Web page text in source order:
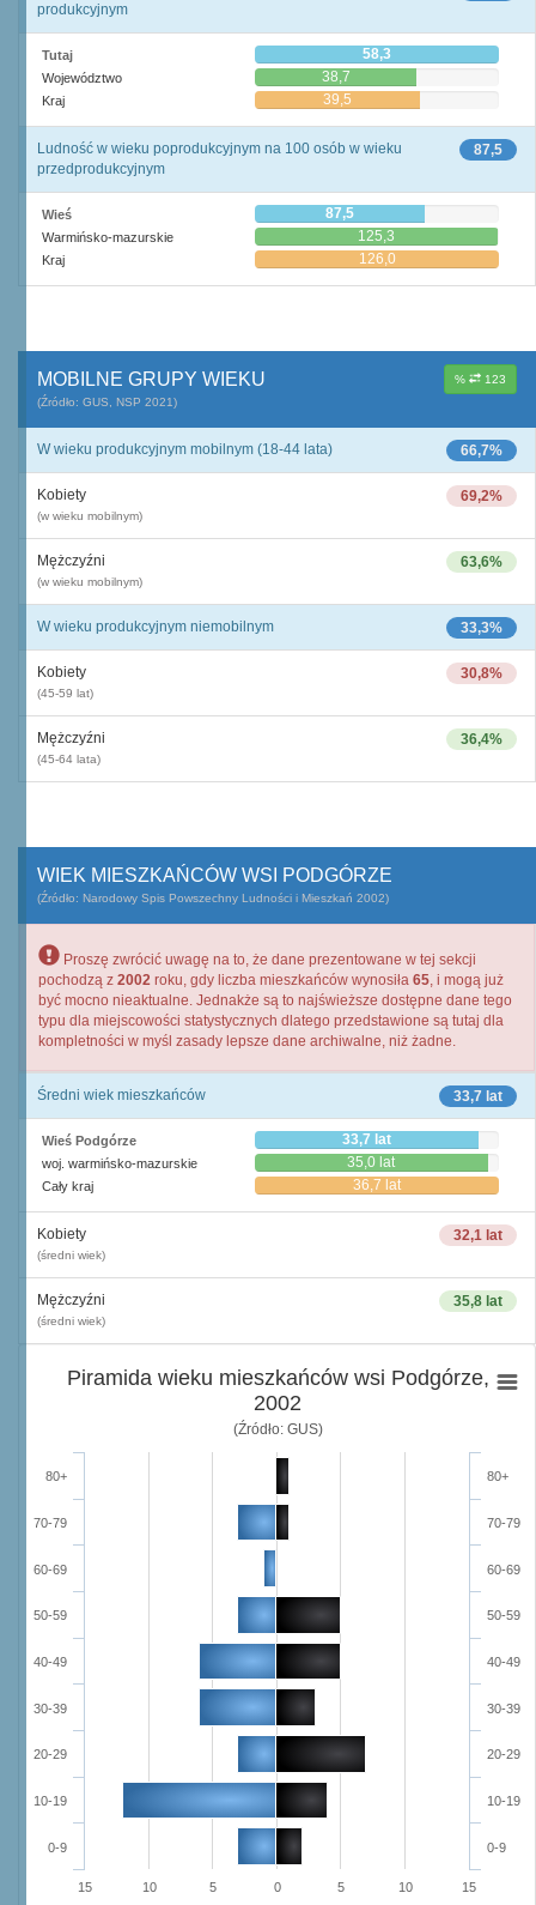
produkcyjnym
Tutaj 58,3
Województwo 38,7
Kraj 39,5
87,5
Ludność w wieku poprodukcyjnym na 100 osób w wieku
przedprodukcyjnym
Wieś 87,5
Warmińsko-mazurskie 125,3
Kraj 126,0
% 123
MOBILNE GRUPY WIEKU
(Źródło: GUS, NSP 2021)
66,7%
W wieku produkcyjnym mobilnym (18-44 lata)
69,2%
Kobiety
(w wieku mobilnym)
63,6%
Mężczyźni
(w wieku mobilnym)
33,3%
W wieku produkcyjnym niemobilnym
30,8%
Kobiety
(45-59 lat)
36,4%
Mężczyźni
(45-64 lata)
WIEK MIESZKAŃCÓW WSI PODGÓRZE
(Źródło: Narodowy Spis Powszechny Ludności i Mieszkań 2002)
Proszę zwrócić uwagę na to, że dane prezentowane w tej sekcji
pochodzą z 2002 roku, gdy liczba mieszkańców wynosiła 65, i mogą już
być mocno nieaktualne. Jednakże są to najświeższe dostępne dane tego
typu dla miejscowości statystycznych dlatego przedstawione są tutaj dla
kompletności w myśl zasady lepsze dane archiwalne, niż żadne.
33,7 lat
Średni wiek mieszkańców
Wieś Podgórze 33,7 lat
woj. warmińsko-mazurskie 35,0 lat
Cały kraj 36,7 lat
32,1 lat
Kobiety
(średni wiek)
35,8 lat
Mężczyźni
(średni wiek)
Piramida wieku mieszkańców wsi Podgórze,
2002
(Źródło: GUS)
0-9
10-19
20-29
30-39
40-49
50-59
60-69
70-79
80+
0-9
10-19
20-29
30-39
40-49
50-59
60-69
70-79
80+
15 10 5 0 5 10 15